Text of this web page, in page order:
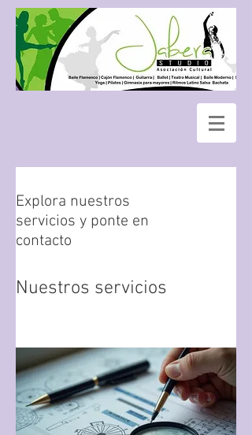
Explora nuestros
servicios y ponte en
contacto
Nuestros servicios